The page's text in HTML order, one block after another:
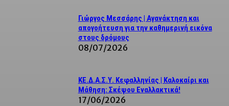
Γιώργος Μεσσάρης | Αγανάκτηση και
απογοήτευση για την καθημερινή εικόνα
στους δρόμους
08/07/2026
ΚΕ.Δ.Α.Σ.Υ. Κεφαλληνίας | Καλοκαίρι και
Μάθηση: Σκέψου Εναλλακτικά!
17/06/2026